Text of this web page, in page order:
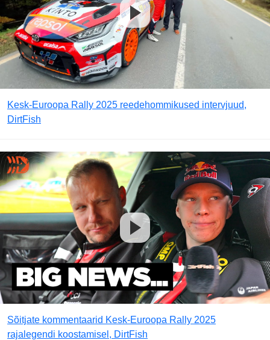
Kesk-Euroopa Rally 2025 reedehommikused intervjuud,
DirtFish
Sõitjate kommentaarid Kesk-Euroopa Rally 2025
rajalegendi koostamisel, DirtFish